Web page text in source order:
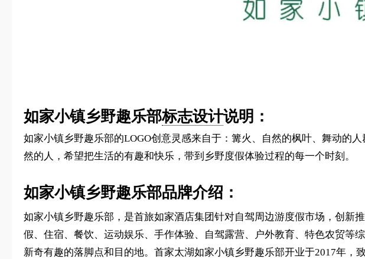
如家小镇乡野趣乐部标志设计说明：
如家小镇乡野趣乐部的LOGO创意灵感来自于：篝火、自然的枫叶、舞动的
然的人，希望把生活的有趣和快乐，带到乡野度假体验过程的每一个时刻。
如家小镇乡野趣乐部品牌介绍：
如家小镇乡野趣乐部，是首旅如家酒店集团针对自驾周边游度假市场，创新
假、住宿、餐饮、运动娱乐、手作体验、自驾露营、户外教育、特色农贸等
新奇有趣的落脚点和目的地。首家太湖如家小镇乡野趣乐部开业于2017年